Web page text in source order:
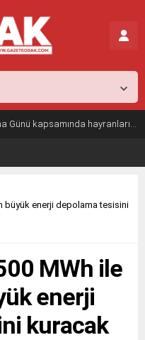
Tuğba Ünal, Dünya Sarılma Günü kapsamında hayranlarıyla buluştu
büyük enerji depolama tesisini
MWh ile
enerji
kuracak